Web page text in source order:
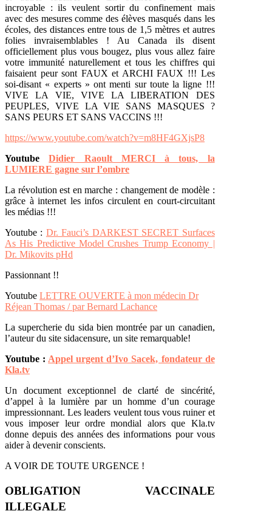
incroyable : ils veulent sortir du confinement mais
avec des mesures comme des élèves masqués dans les
écoles, des distances entre tous de 1,5 mètres et autres
folies invraisemblables ! Au Canada ils disent
officiellement plus vous bougez, plus vous allez faire
votre immunité naturellement et tous les chiffres qui
faisaient peur sont FAUX et ARCHI FAUX !!! Les
soi-disant « experts » ont menti sur toute la ligne !!!
VIVE LA VIE, VIVE LA LIBERATION DES
PEUPLES, VIVE LA VIE SANS MASQUES ?
SANS PEURS ET SANS VACCINS !!!
https://www.youtube.com/watch?v=m8HF4GXjsP8
Youtube
Didier Raoult MERCI à tous, la
LUMIERE gagne sur l’ombre
La révolution est en marche : changement de modèle :
grâce à internet les infos circulent en court-circuitant
les médias !!!
Youtube : Dr. Fauci’s DARKEST SECRET Surfaces
As His Predictive Model Crushes Trump Economy |
Dr. Mikovits pHd
Passionnant !!
Youtube LETTRE OUVERTE à mon médecin Dr
Réjean Thomas / par Bernard Lachance
La supercherie du sida bien montrée par un canadien,
l’auteur du site sidacensure, un site remarquable!
Youtube : Appel urgent d’Ivo Sacek, fondateur de
Kla.tv
Un document exceptionnel de clarté de sincérité,
d’appel à la lumière par un homme d’un courage
impressionnant. Les leaders veulent tous vous ruiner et
vous imposer leur ordre mondial alors que Kla.tv
donne depuis des années des informations pour vous
aider à devenir conscients.
A VOIR DE TOUTE URGENCE !
OBLIGATION VACCINALE
ILLEGALE